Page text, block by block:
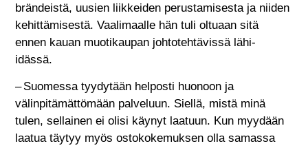
brändeistä, uusien liikkeiden perustamisesta ja niiden
kehittämisestä. Vaalimaalle hän tuli oltuaan sitä
ennen kauan muotikaupan johtotehtävissä lähi-
idässä.
– Suomessa tyydytään helposti huonoon ja
välinpitämättömään palveluun. Siellä, mistä minä
tulen, sellainen ei olisi käynyt laatuun. Kun myydään
laatua täytyy myös ostokokemuksen olla samassa